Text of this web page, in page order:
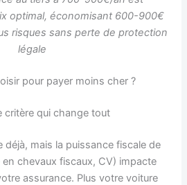
optimal, économisant 600-900€
risques sans perte de protection
légale
pour payer moins cher ?
critère qui change tout
déjà, mais la puissance fiscale de
chevaux fiscaux, CV) impacte
assurance. Plus votre voiture